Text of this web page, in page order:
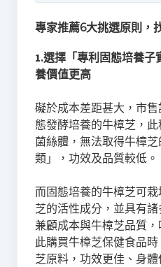
專家推薦6大挑選原則，
1.選擇「專利固態培養
養價值更高
礙於成本差距甚大，市
態發酵培養的牛樟芝，
菌絲體，無法取得牛樟
類」，功效及品質較低。
而固態培養的牛樟芝可
芝的活性成分，並具有
兼顧成本與牛樟芝品質
此購買牛樟芝保健食品
芝原料，功效更佳、身體